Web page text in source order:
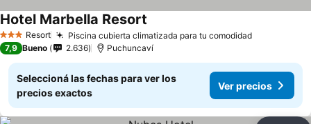
3 EstrellasResort Piscina cubierta climatizada para tu comodidad
Hotel Marbella Resort
7,9 Bueno 2.636 Puchuncaví
Seleccioná las fechas para ver los
precios exactos
Ver precios